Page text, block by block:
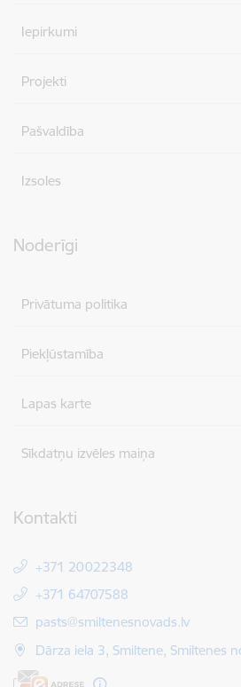
Iepirkumi
Projekti
Pašvaldība
Izsoles
Noderīgi
Privātuma politika
Piekļūstamība
Lapas karte
Sīkdatņu izvēles maiņa
Kontakti
+371 20022348
+371 64707588
E-pasts:
pasts@smiltenesnovads.lv
Dārza iela 3, Smiltene, Smiltenes